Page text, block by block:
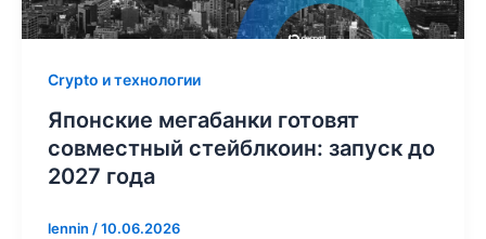
Crypto и технологии
Японские мегабанки готовят
совместный стейблкоин: запуск до
2027 года
lennin /10.06.2026